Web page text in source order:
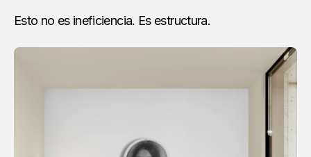
Esto no es ineficiencia. Es estructura.